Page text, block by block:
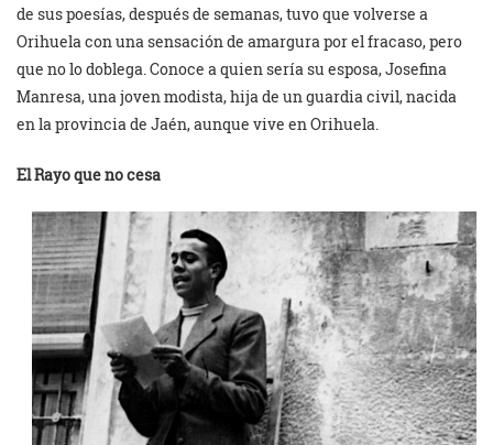
de sus poesías, después de semanas, tuvo que volverse a
Orihuela con una sensación de amargura por el fracaso, pero
que no lo doblega. Conoce a quien sería su esposa, Josefina
Manresa, una joven modista, hija de un guardia civil, nacida
en la provincia de Jaén, aunque vive en Orihuela.
El Rayo que no cesa